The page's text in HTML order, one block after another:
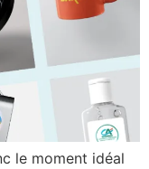
le moment idéal